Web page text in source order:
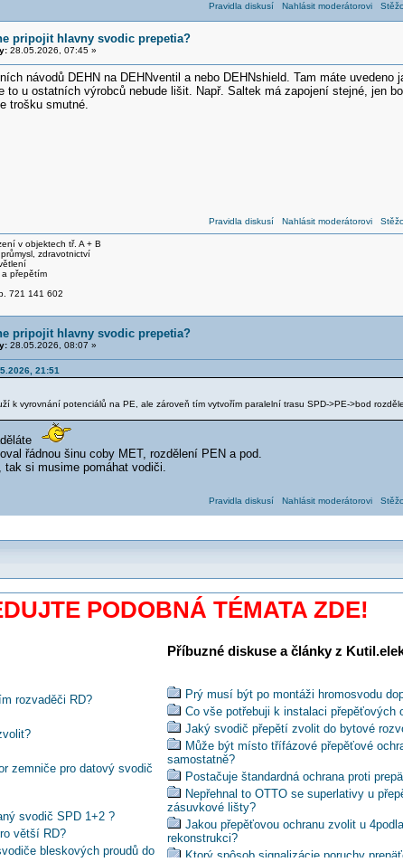
Pravidla diskusí Nahlásit moderátorovi
pripojit hlavny svodic prepetia?
28.05.2026, 07:45 »
návodů DEHN na DEHNventil a nebo DEHNshield. Tam máte uvedeno
u ostatních výrobců nebude lišit. Např. Saltek má zapojení stejné, jen
trošku smutné.
Pravidla diskusí Nahlásit moderátorovi
v objektech tř. A + B
zdravotnictví
a přepětím
721 141 602
pripojit hlavny svodic prepetia?
28.05.2026, 08:07 »
21:51
k vyrovnání potenciálů na PE, ale zároveň tím vytvořím paralelní trasu SPD->PE->bod
řádnou šinu coby MET, rozdělení PEN a pod.
tak si musime pomáhat vodiči.
Pravidla diskusí Nahlásit moderátorovi
PODOBNÁ TÉMATA ZDE!
rozvaděči RD?
zemniče pro datový svodič
svodič SPD 1+2 ?
větší RD?
bleskových proudů do
Příbuzné diskuse a články z
Prý musí být po montáži hromosvodu
Co vše potřebuji k instalaci přepěťových
Jaký svodič přepětí zvolit do bytové
Může být místo třífázové přepěťové
samostatně?
Postačuje štandardná ochrana proti
Nepřehnal to OTTO se superlativy u
zásuvkové lišty?
Jakou přepěťovou ochranu zvolit u
rekonstrukci?
Ktorý spôsob signalizácie poruchy